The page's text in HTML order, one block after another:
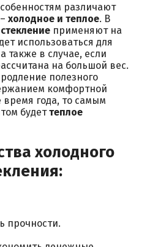
различают
– холодное и теплое. В
применяют на
использоваться для
также в случае, если
на большой вес.
полезного
комфортной
года, то самым
будеттеплое
холодного
прочности.